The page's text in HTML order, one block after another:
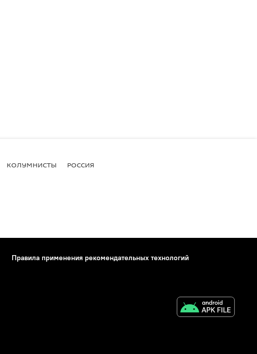
КОЛУМНИСТЫ РОССИЯ
Правила применения рекомендательных технологий